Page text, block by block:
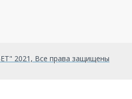
2021, Все права защищены